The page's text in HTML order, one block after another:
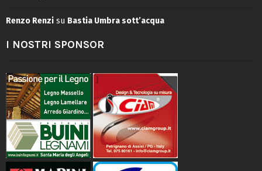
Renzo Renzi su Bastia Umbra sott’acqua
I NOSTRI SPONSOR